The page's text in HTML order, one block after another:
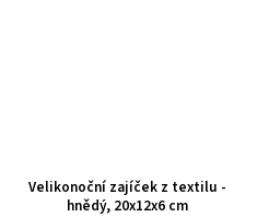
Velikonoční zajíček z textilu -
hnědý, 20x12x6 cm